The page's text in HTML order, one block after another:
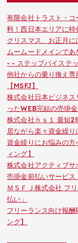
有限会社トラスト・
料！西日本エリアに特
クリスマス、お正月
ムームードメインで
- - ステップバイステ
他社からの乗り換え
【MSFJ】
株式会社日本ビジネ
ったWEB完結の売掛
株式会社ｈｓ１ 最短2
居ながら楽々資金繰り
資金繰りにお悩みの
ィング】
株式会社アクティブ
売掛金前払いサービ
ＭＳＦＪ株式会社 フ
払い」
フリーランス向け報
ング】